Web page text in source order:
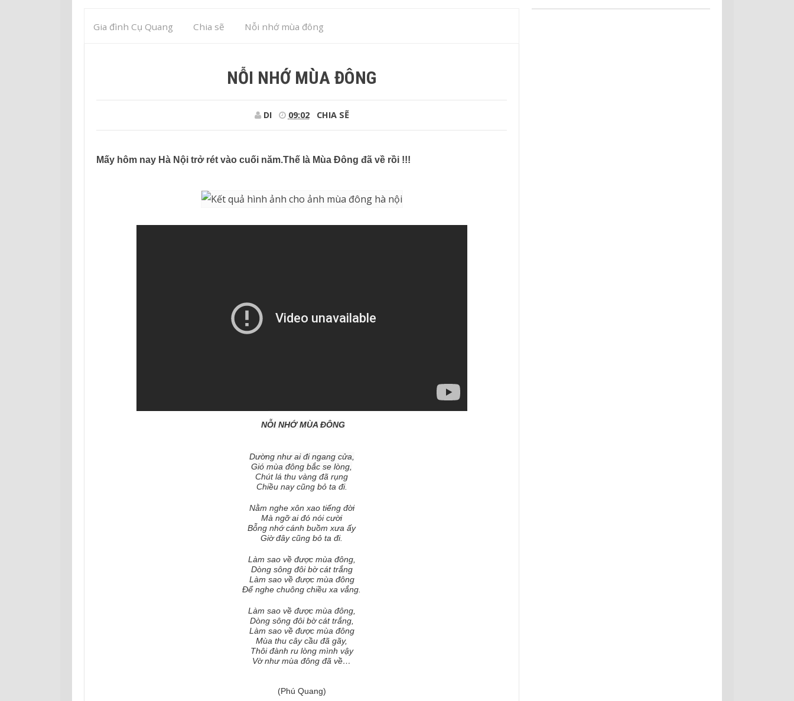
Gia đình Cụ Quang Chia sẽ Nỗi nhớ mùa đông
NỖI NHỚ MÙA ĐÔNG
DI 09:02 CHIA SẼ
Mấy hôm nay Hà Nội trở rét vào cuối năm.Thế là Mùa Đông đã về rồi !!!
NỖI NHỚ MÙA ĐÔNG
Dường như ai đi ngang cửa,
Gió mùa đông bắc se lòng,
Chút lá thu vàng đã rụng
Chiều nay cũng bỏ ta đi.
Nằm nghe xôn xao tiếng đời
Mà ngỡ ai đó nói cười
Bỗng nhớ cánh buồm xưa ấy
Giờ đây cũng bỏ ta đi.
Làm sao về được mùa đông,
Dòng sông đôi bờ cát trắng
Làm sao về được mùa đông
Để nghe chuông chiều xa vắng.
Làm sao về được mùa đông,
Dòng sông đôi bờ cát trắng,
Làm sao về được mùa đông
Mùa thu cây cầu đã gãy,
Thôi đành ru lòng mình vậy
Vờ như mùa đông đã về…
(Phú Quang)